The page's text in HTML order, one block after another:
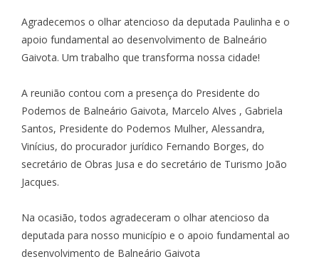
Agradecemos o olhar atencioso da deputada Paulinha e o
apoio fundamental ao desenvolvimento de Balneário
Gaivota. Um trabalho que transforma nossa cidade!
A reunião contou com a presença do Presidente do
Podemos de Balneário Gaivota, Marcelo Alves , Gabriela
Santos, Presidente do Podemos Mulher, Alessandra,
Vinícius, do procurador jurídico Fernando Borges, do
secretário de Obras Jusa e do secretário de Turismo João
Jacques.
Na ocasião, todos agradeceram o olhar atencioso da
deputada para nosso município e o apoio fundamental ao
desenvolvimento de Balneário Gaivota